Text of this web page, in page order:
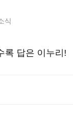
식
록 답은 이누리!